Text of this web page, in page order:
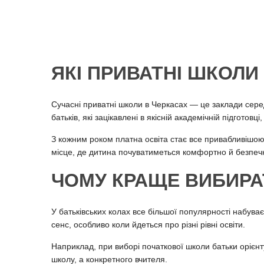
ЯКІ ПРИВАТНІ
Сучасні приватні школи в Черкасах — це заклади
батьків, які зацікавлені в якісній академічній
З кожним роком платна освіта стає все
місце, де дитина почуватиметься комфортно й
ЧОМУ КРАЩЕ
У батьківських колах все більшої популярності
сенс, особливо коли йдеться про різні рівні освіти.
Наприклад, при виборі початкової школи батьки
школу, а конкретного вчителя.